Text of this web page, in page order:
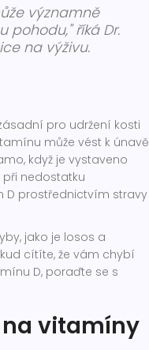
významně
pohodu," říká Dr.
na výživu.
pro udržení kosti
může vést k únavě
když je vystaveno
nedostatku
D prostřednictvím stravy
jako je losos a
cítíte, že vám chybí
D, poraďte se s
vitamíny